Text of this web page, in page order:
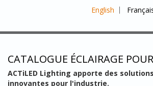
English
CATALOGUE ÉCLAIRAGE
ACTiLED Lighting apporte des
innovantes pour l'industrie.